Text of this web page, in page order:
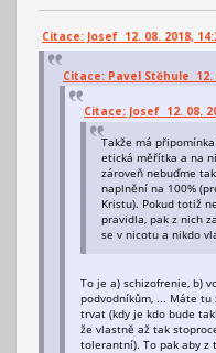
Citace: Josef 12. 08. 2018,
Citace: Pavel Stěhule 12.
Citace: Josef 12. 08.
Takže má
etická měřítka a na
zároveň nebuďme
naplnění na 100%
Kristu). Pokud totiž
pravidla, pak z nich
se v nicotu a nikdo
To je a) schizofrenie, b)
podvodníkům, ... Máte tu
trvat (kdy je kdo bude
že vlastně až tak
tolerantní). To pak aby z